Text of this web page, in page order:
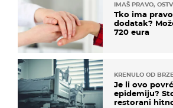
IMAŠ PRAVO,
Tko ima
dodatak?
720 eura
KRENULO OD
Je li ovo
epidemiju?
restorani